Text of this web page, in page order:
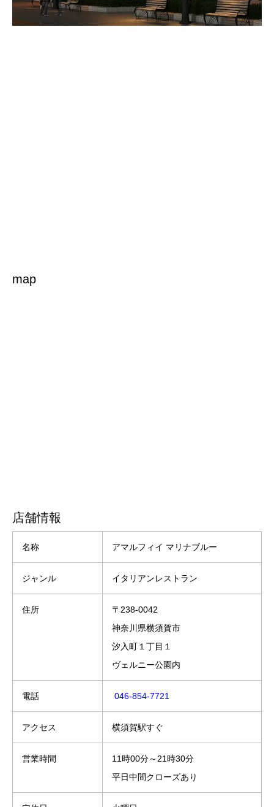
map
店舗情報
名称 アマルフィイ マリナブルー
ジャンル イタリアンレストラン
住所
〒238-0042
神奈川県横須賀市
汐入町１丁目１
ヴェルニー公園内
電話 046-854-7721
アクセス 横須賀駅すぐ
営業時間
11時00分～21時30分
平日中間クローズあり